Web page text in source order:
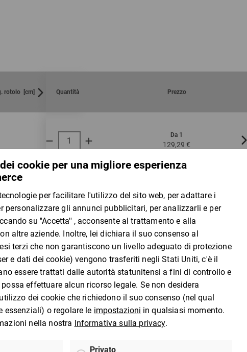
Larg. rotolo [cm] Quantità Prezzo
250
Da 1
129,29 €
I clienti che hanno visto questo prodotto hanno anche